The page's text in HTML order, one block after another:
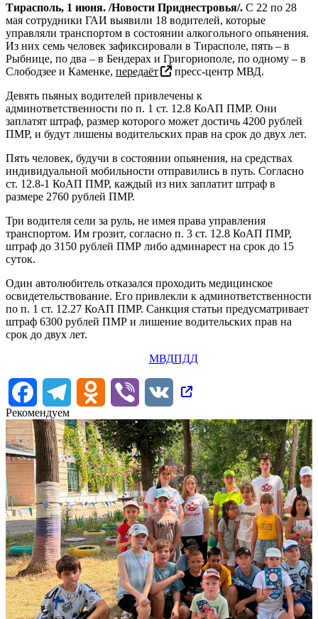
Тирасполь, 1 июня. /Новости Приднестровья/. С 22 по 28
мая сотрудники ГАИ выявили 18 водителей, которые
управляли транспортом в состоянии алкогольного опьянения.
Из них семь человек зафиксировали в Тирасполе, пять – в
Рыбнице, по два – в Бендерах и Григориополе, по одному – в
Слободзее и Каменке, передаёт
пресс-центр МВД.
Девять пьяных водителей привлечены к
админответственности по п. 1 ст. 12.8 КоАП ПМР. Они
заплатят штраф, размер которого может достичь 4200 рублей
ПМР, и будут лишены водительских прав на срок до двух лет.
Пять человек, будучи в состоянии опьянения, на средствах
индивидуальной мобильности отправились в путь. Согласно
ст. 12.8-1 КоАП ПМР, каждый из них заплатит штраф в
размере 2760 рублей ПМР.
Три водителя сели за руль, не имея права управления
транспортом. Им грозит, согласно п. 3 ст. 12.8 КоАП ПМР,
штраф до 3150 рублей ПМР либо админарест на срок до 15
суток.
Один автолюбитель отказался проходить медицинское
освидетельствование. Его привлекли к админответственности
по п. 1 ст. 12.27 КоАП ПМР. Санкция статьи предусматривает
штраф 6300 рублей ПМР и лишение водительских прав на
срок до двух лет.
МВДПДД
FacebookTelegram Odnoklassniki
Viber
VK
Рекомендуем